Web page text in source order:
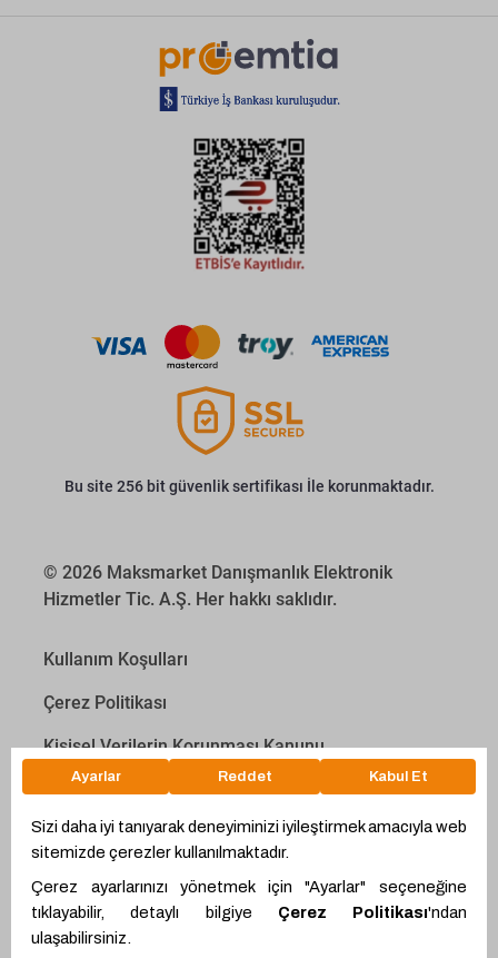
WhatsApp
Teklif Hattı
Bu site 256 bit güvenlik sertifikası İle korunmaktadır.
© 2026 Maksmarket Danışmanlık Elektronik
Hizmetler Tic. A.Ş. Her hakkı saklıdır.
Kullanım Koşulları
Çerez Politikası
Kişisel Verilerin Korunması Kanunu
İletişim Aydınlatma Metni
Proyakıt
Ödeme Hesaplama Aracı